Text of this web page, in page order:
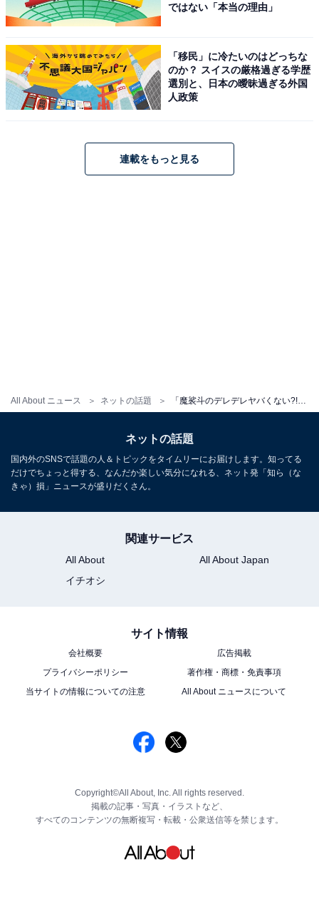
All About ニュース ネットの話題
ではない「本当の理由」
「移民」に冷たいのはどっちな
のか？ スイスの厳格過ぎる学歴
選別と、日本の曖昧過ぎる外国
人政策
連載をもっと見る
ネットの話題
国内外のSNSで話題の人＆トピックをタイムリーにお届けします。知ってる
だけでちょっと得する、なんだか楽しい気分になれる、ネット発「知ら（な
きゃ）損」ニュースが盛りだくさん。
関連サービス
All About
All About Japan
イチオシ
サイト情報
会社概要
広告掲載
プライバシーポリシー
著作権・商標・免責事項
当サイトの情報についての注意
All About ニュースについて
Copyright©All About, Inc. All rights reserved.
掲載の記事・写真・イラストなど、
すべてのコンテンツの無断複写・転載・公衆送信等を禁じます。